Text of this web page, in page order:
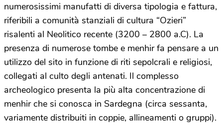
numerosissimi manufatti di diversa tipologia e fattura,
riferibili a comunità stanziali di cultura “Ozieri”
risalenti al Neolitico recente (3200 – 2800 a.C). La
presenza di numerose tombe e menhir fa pensare a un
utilizzo del sito in funzione di riti sepolcrali e religiosi,
collegati al culto degli antenati. Il complesso
archeologico presenta la più alta concentrazione di
menhir che si conosca in Sardegna (circa sessanta,
variamente distribuiti in coppie, allineamenti o gruppi).